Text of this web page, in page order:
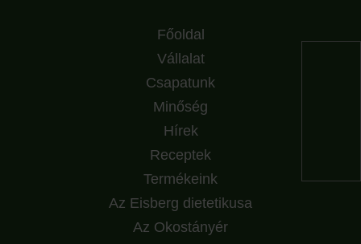
Főoldal
Vállalat
Csapatunk
Minőség
Hírek
Receptek
Termékeink
Az Eisberg dietetikusa
Az Okostányér